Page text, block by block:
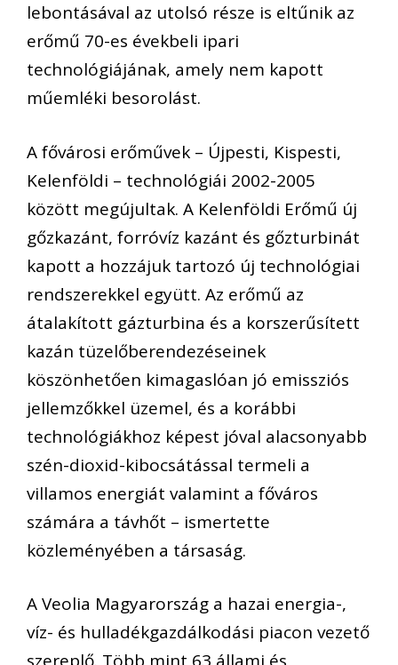
lebontásával az utolsó része is eltűnik az
erőmű 70-es évekbeli ipari
technológiájának, amely nem kapott
műemléki besorolást.
A fővárosi erőművek – Újpesti, Kispesti,
Kelenföldi – technológiái 2002-2005
között megújultak. A Kelenföldi Erőmű új
gőzkazánt, forróvíz kazánt és gőzturbinát
kapott a hozzájuk tartozó új technológiai
rendszerekkel együtt. Az erőmű az
átalakított gázturbina és a korszerűsített
kazán tüzelőberendezéseinek
köszönhetően kimagaslóan jó emissziós
jellemzőkkel üzemel, és a korábbi
technológiákhoz képest jóval alacsonyabb
szén-dioxid-kibocsátással termeli a
villamos energiát valamint a főváros
számára a távhőt – ismertette
közleményében a társaság.
A Veolia Magyarország a hazai energia-,
víz- és hulladékgazdálkodási piacon vezető